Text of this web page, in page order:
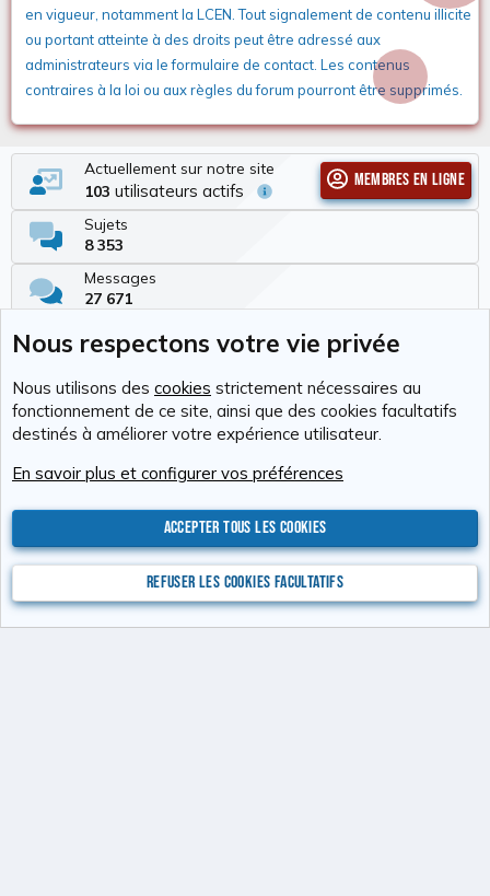
en vigueur, notamment la LCEN. Tout signalement de contenu illicite
ou portant atteinte à des droits peut être adressé aux
administrateurs via le formulaire de contact. Les contenus
contraires à la loi ou aux règles du forum pourront être supprimés.
Actuellement sur notre site
103 utilisateurs actifs
Membres en ligne
Sujets
8 353
Messages
27 671
337
Dernier membre
Tchimbé Red
Nous contacter
Conditions générales d'utilisation
ValentinXenforo Add-ons© by ©XenTR
Ultimate Staff Pagecreated by StylesFactory
© Jason Axelrod of 8WAYRUN
XenAtendo 2 PRO© Jason Axelrod of8WAYRUN
Nous respectons votre vie privée
Nous utilisons des cookies strictement nécessaires au
fonctionnement de ce site, ainsi que des cookies facultatifs
destinés à améliorer votre expérience utilisateur.
En savoir plus et configurer vos préférences
Accepter tous les cookies
Refuser les cookies facultatifs